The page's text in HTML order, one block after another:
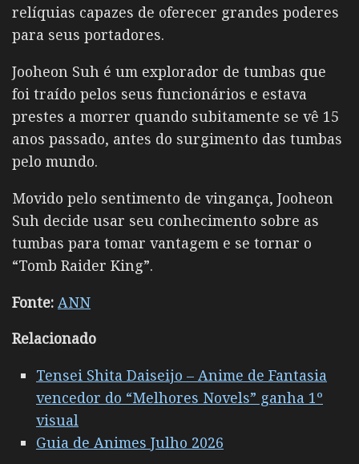
relíquias capazes de oferecer grandes poderes
para seus portadores.
Jooheon Suh é um explorador de tumbas que
foi traído pelos seus funcionários e estava
prestes a morrer quando subitamente se vê 15
anos passado, antes do surgimento das tumbas
pelo mundo.
Movido pelo sentimento de vingança, Jooheon
Suh decide usar seu conhecimento sobre as
tumbas para tomar vantagem e se tornar o
“Tomb Raider King”.
Fonte: ANN
Relacionado
Tensei Shita Daiseijo – Anime de Fantasia
vencedor do “Melhores Novels” ganha 1º
visual
Guia de Animes Julho 2026